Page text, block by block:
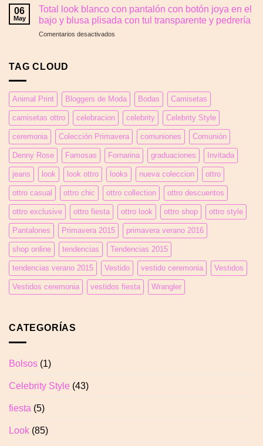
cómo
debes
otoño
ola
espalda.
jeans
efecto
corsé
06
May
Total look blanco con pantalón con botón joya en el
bajo y blusa plisada con tul transparente y pedrería
Comentarios desactivados
con
botón
joya
en
bajo
y
blusa
plisada
con
tul
transparente
pedrería
TAG CLOUD
Animal Print Bloggers de Moda Bodas Camisetas
camisetas ottro celebracion celebrity Celebrity Style
ceremonia Colección Primavera comuniones Comunión
Denny Rose Famosas Fornarina graduaciones Invitada
jeans look look ottro looks nueva coleccion ottro
ottro casual ottro chic ottro collection ottro descuentos
ottro exclusive ottro fiesta ottro look ottro shop ottro style
Pantalones Primavera 2015 primavera verano 2016
shop online tendencias Tendencias 2015
tendencias verano 2015 Vestido vestido ceremonia Vestidos
Vestidos ceremonia vestidos fiesta Wrangler
CATEGORÍAS
Bolsos (1)
Celebrity Style (43)
fiesta (5)
Look (85)